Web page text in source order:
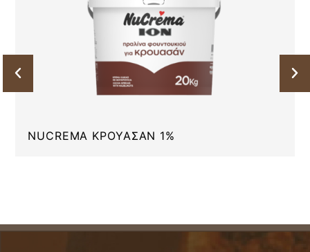
NUCREMA ΚΡΟΥΑΣΑΝ 1%